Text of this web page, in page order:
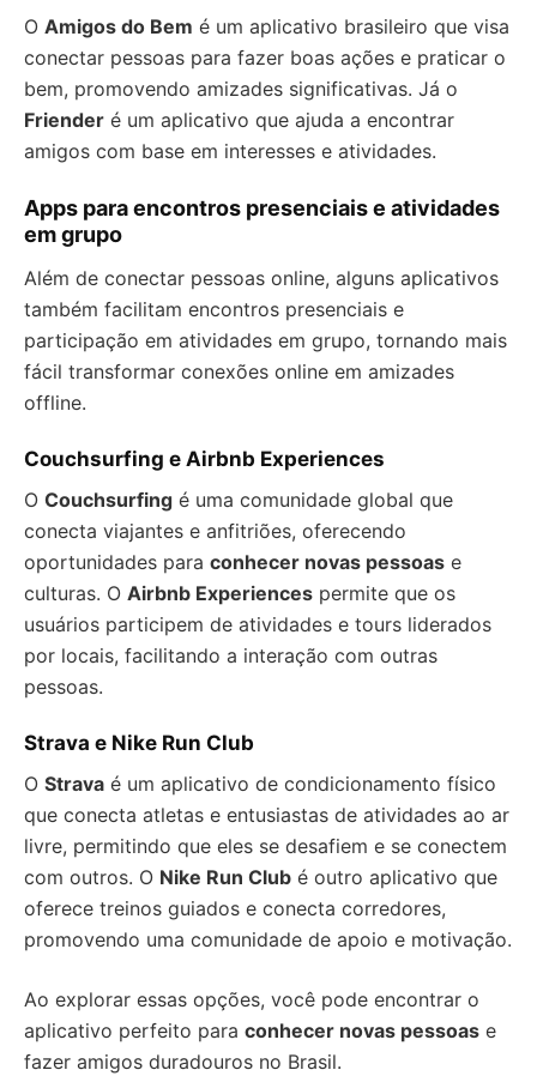
O Amigos do Bem é um aplicativo brasileiro que visa
conectar pessoas para fazer boas ações e praticar o
bem, promovendo amizades significativas. Já o
Friender é um aplicativo que ajuda a encontrar
amigos com base em interesses e atividades.
Apps para encontros presenciais e atividades
em grupo
Além de conectar pessoas online, alguns aplicativos
também facilitam encontros presenciais e
participação em atividades em grupo, tornando mais
fácil transformar conexões online em amizades
offline.
Couchsurfing e Airbnb Experiences
O Couchsurfing é uma comunidade global que
conecta viajantes e anfitriões, oferecendo
oportunidades para conhecer novas pessoas e
culturas. O Airbnb Experiences permite que os
usuários participem de atividades e tours liderados
por locais, facilitando a interação com outras
pessoas.
Strava e Nike Run Club
O Strava é um aplicativo de condicionamento físico
que conecta atletas e entusiastas de atividades ao ar
livre, permitindo que eles se desafiem e se conectem
com outros. O Nike Run Club é outro aplicativo que
oferece treinos guiados e conecta corredores,
promovendo uma comunidade de apoio e motivação.
Ao explorar essas opções, você pode encontrar o
aplicativo perfeito para conhecer novas pessoas e
fazer amigos duradouros no Brasil.